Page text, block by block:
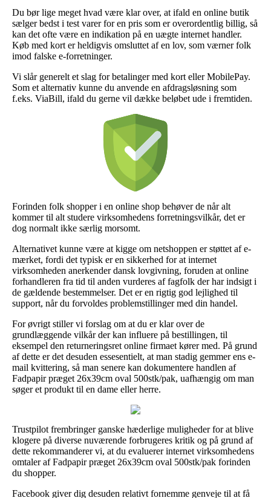
Du bør lige meget hvad være klar over, at ifald en online butik
sælger bedst i test varer for en pris som er overordentlig billig, så
kan det ofte være en indikation på en uægte internet handler.
Køb med kort er heldigvis omsluttet af en lov, som værner folk
imod falske e-forretninger.
Vi slår generelt et slag for betalinger med kort eller MobilePay.
Som et alternativ kunne du anvende en afdragsløsning som
f.eks. ViaBill, ifald du gerne vil dække beløbet ude i fremtiden.
Forinden folk shopper i en online shop behøver de når alt
kommer til alt studere virksomhedens forretningsvilkår, det er
dog normalt ikke særlig morsomt.
Alternativet kunne være at kigge om netshoppen er støttet af e-
mærket, fordi det typisk er en sikkerhed for at internet
virksomheden anerkender dansk lovgivning, foruden at online
forhandleren fra tid til anden vurderes af fagfolk der har indsigt i
de gældende bestemmelser. Det er en rigtig god lejlighed til
support, når du forvoldes problemstillinger med din handel.
For øvrigt stiller vi forslag om at du er klar over de
grundlæggende vilkår der kan influere på bestillingen, til
eksempel den returneringsret online firmaet kører med. På grund
af dette er det desuden essesentielt, at man stadig gemmer ens e-
mail kvittering, så man senere kan dokumentere handlen af
Fadpapir præget 26x39cm oval 500stk/pak, uafhængig om man
søger et produkt til en dame eller herre.
Trustpilot frembringer ganske hæderlige muligheder for at blive
klogere på diverse nuværende forbrugeres kritik og på grund af
dette rekommanderer vi, at du evaluerer internet virksomhedens
omtaler af Fadpapir præget 26x39cm oval 500stk/pak forinden
du shopper.
Facebook giver dig desuden relativt fornemme genveje til at få